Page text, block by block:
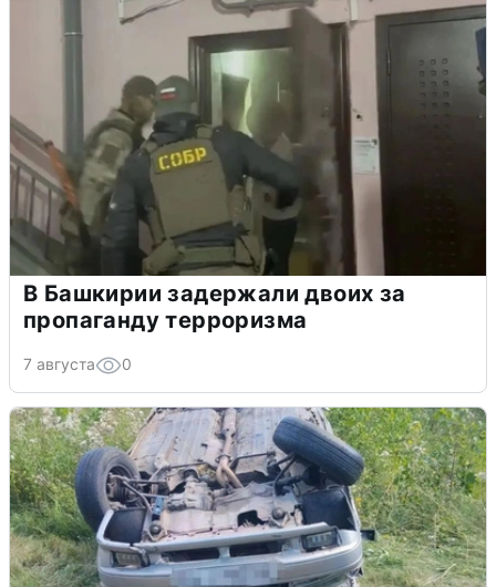
В Башкирии задержали двоих за
пропаганду терроризма
7 августа 0